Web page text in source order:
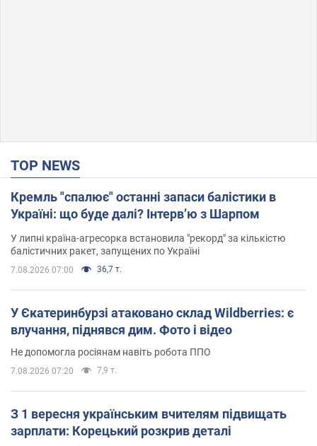
TOP NEWS
Кремль "спалює" останні запаси балістики в
Україні: що буде далі? Інтерв’ю з Шарпом
У липні країна-агресорка встановила "рекорд" за кількістю
балістичних ракет, запущених по Україні
7.08.2026 07:00 36,7 т.
У Єкатеринбурзі атаковано склад Wildberries: є
влучання, піднявся дим. Фото і відео
Не допомогла росіянам навіть робота ППО
7.08.2026 07:20 7,9 т.
З 1 вересня українським вчителям підвищать
зарплати: Корецький розкрив деталі